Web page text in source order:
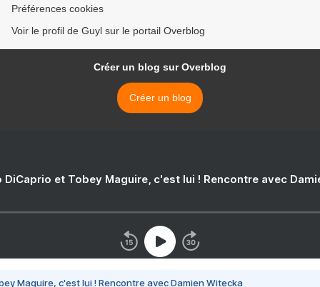
Préférences cookies
Voir le profil de Guyl sur le portail Overblog
Créer un blog sur Overblog
Créer un blog
DiCaprio et Tobey Maguire, c'est lui ! Rencontre avec
Maguire, c'est lui ! Rencontre avec Damien Witecka